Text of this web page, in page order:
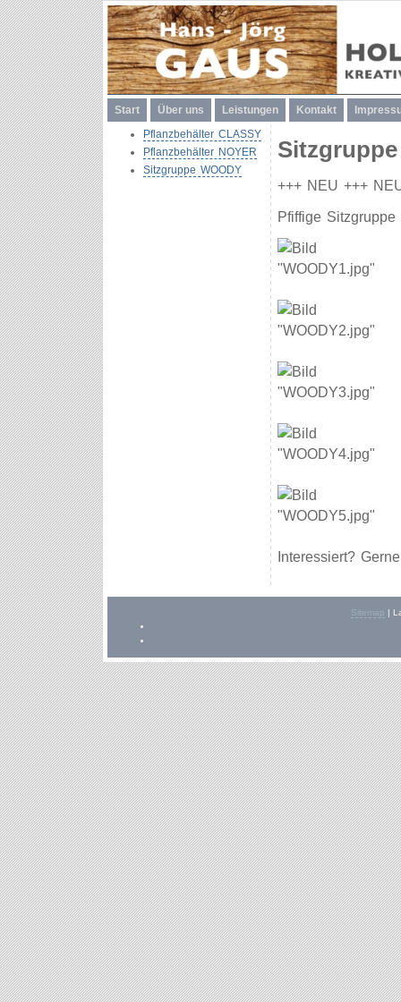
Start Über uns Leistungen Kontakt
Pflanzbehälter CLASSY
Pflanzbehälter NOYER
Sitzgruppe WOODY
+++ NEU +++
Pfiffige
Interessiert?
Sitemap |